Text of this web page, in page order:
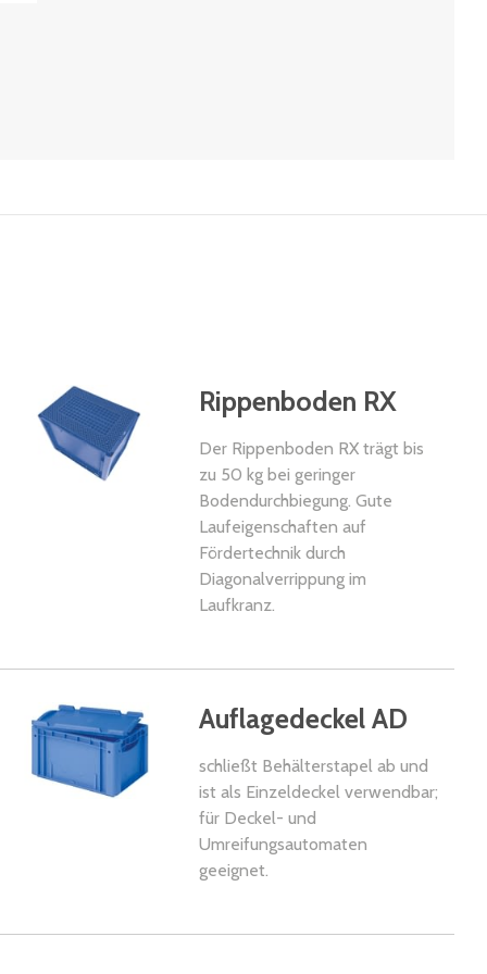
Rippenboden RX
Der Rippenboden RX trägt bis
zu 50 kg bei geringer
Bodendurchbiegung. Gute
Laufeigenschaften auf
Fördertechnik durch
Diagonalverrippung im
Laufkranz.
Auflagedeckel AD
schließt Behälterstapel ab und
ist als Einzeldeckel verwendbar;
für Deckel- und
Umreifungsautomaten
geeignet.